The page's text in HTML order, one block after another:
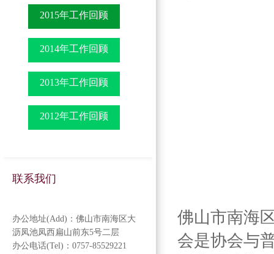
2015年工作回顾
2014年工作回顾
2013年工作回顾
2012年工作回顾
联系我们
办公地址(Add)：佛山市南海区大
沥凤池凤西扁山前东5号二层
办公电话(Tel)：0757-85529221
佛山市南海
会是协会与